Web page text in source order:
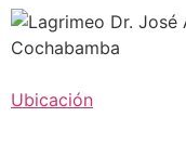
Ubicación